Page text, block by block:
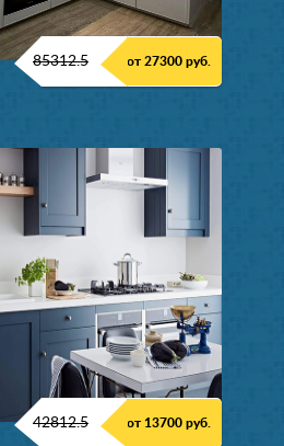
85312.5 от 27300 руб.
42812.5 от 13700 руб.